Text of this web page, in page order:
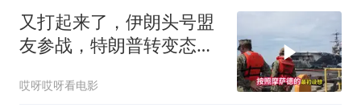
又打起来了，伊朗头号盟
友参战，特朗普转变态
哎呀哎呀看电影